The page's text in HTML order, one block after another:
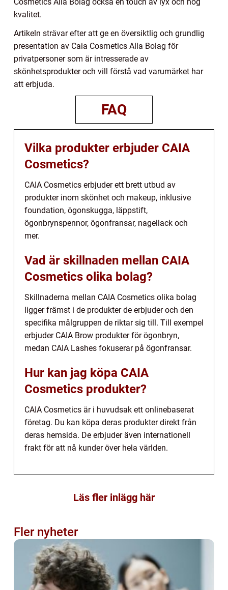
kvalitet.
Artikeln strävar efter att ge en översiktlig och grundlig
presentation av Caia Cosmetics Alla Bolag för
privatpersoner som är intresserade av
skönhetsprodukter och vill förstå vad varumärket har
att erbjuda.
FAQ
Vilka produkter erbjuder CAIA
Cosmetics?
CAIA Cosmetics erbjuder ett brett utbud av
produkter inom skönhet och makeup, inklusive
foundation, ögonskugga, läppstift,
ögonbrynspennor, ögonfransar, nagellack och
mer.
Vad är skillnaden mellan CAIA
Cosmetics olika bolag?
Skillnaderna mellan CAIA Cosmetics olika bolag
ligger främst i de produkter de erbjuder och den
specifika målgruppen de riktar sig till. Till exempel
erbjuder CAIA Brow produkter för ögonbryn,
medan CAIA Lashes fokuserar på ögonfransar.
Hur kan jag köpa CAIA
Cosmetics produkter?
CAIA Cosmetics är i huvudsak ett onlinebaserat
företag. Du kan köpa deras produkter direkt från
deras hemsida. De erbjuder även internationell
frakt för att nå kunder över hela världen.
Läs fler inlägg här
Fler nyheter